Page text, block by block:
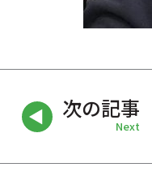
次の記事
Next